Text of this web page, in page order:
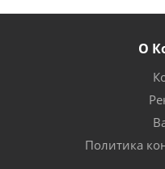
О
Политика